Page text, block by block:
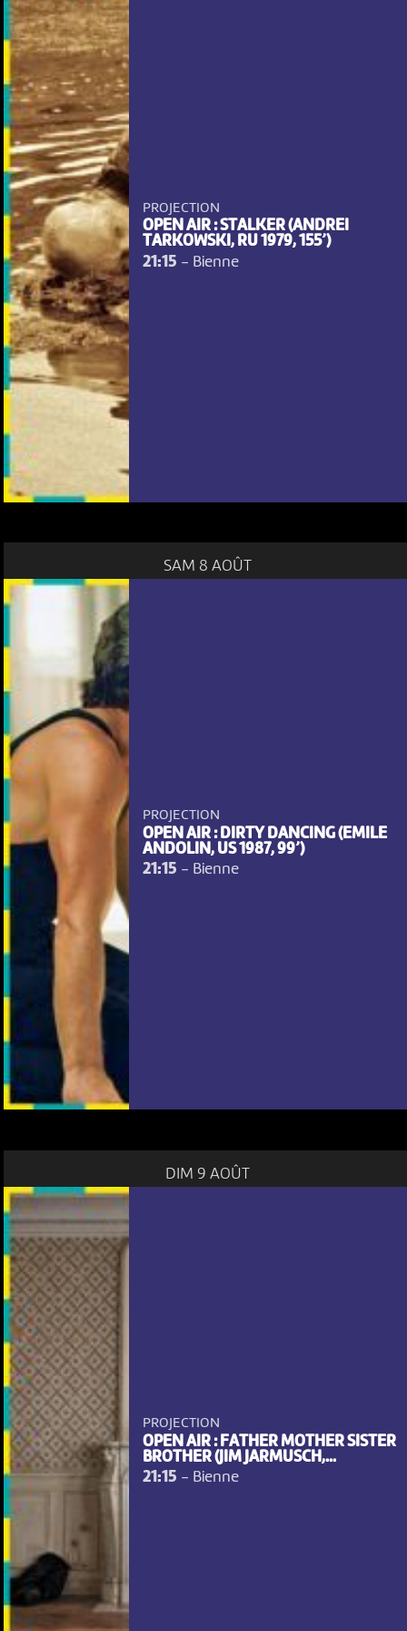
NOUS UTILISONS DES COOKIES
En poursuivant votre navigation sur le culturoscoPe site vous
consentez à l’utilisation de cookies. Les cookies nous
votre disposition et renseigner les acteurs·trices culturel·le·s sur
l'intérêt porté à leurs événements.
PROJECTION
OPEN AIR : STALKER (ANDREI
TARKOWSKI, RU 1979, 155’)
21:15 - Bienne
SAM 8 AOÛT
PROJECTION
OPEN AIR : DIRTY DANCING (EMILE
ANDOLIN, US 1987, 99’)
21:15 - Bienne
DIM 9 AOÛT
PROJECTION
OPEN AIR : FATHER MOTHER SISTER
BROTHER (JIM JARMUSCH,...
21:15 - Bienne